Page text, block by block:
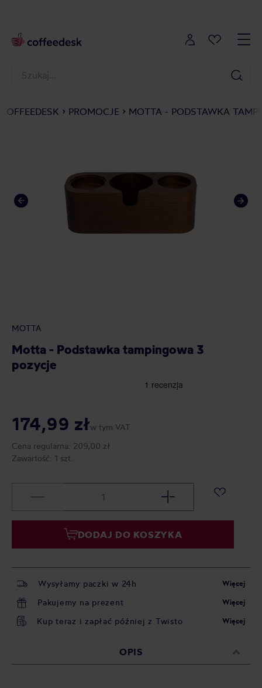
COFFEEDESK PROMOCJE MOTTA - PODSTAWKA
MOTTA
Motta - Podstawka tampingowa 3
pozycje
174,99 złw tym VAT
Cena regularna: 209,00 zł
Zawartość: 1 szt.
DODAJ DO KOSZYKA
Wysyłamy paczki w 24h Więcej
Pakujemy na prezent Więcej
Kup teraz i zapłać później z Twisto Więcej
OPIS